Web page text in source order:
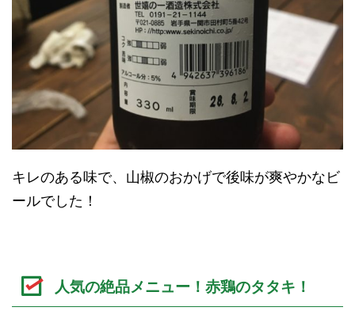
キレのある味で、山椒のおかげで後味が爽やかなビ
ールでした！
人気の絶品メニュー！赤鶏のタタキ！